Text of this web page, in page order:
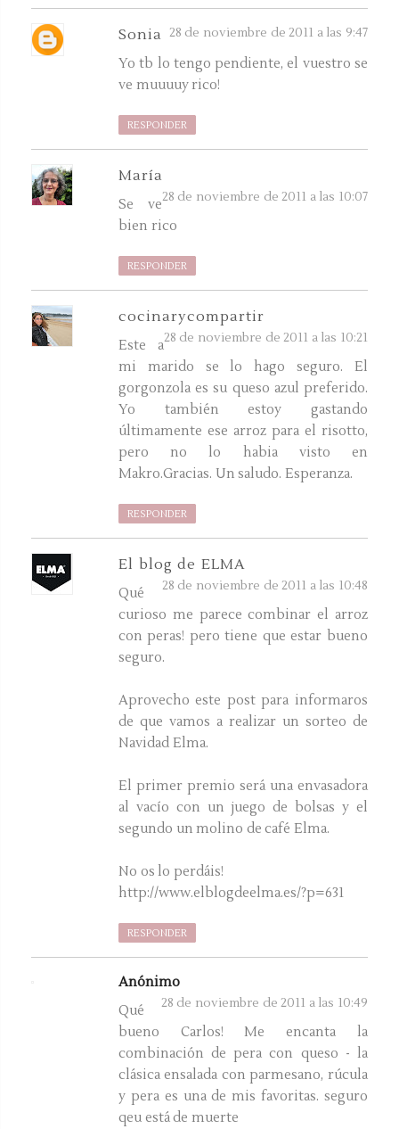
Sonia 28 de noviembre de 2011 a las 9:47
Yo tb lo tengo pendiente, el vuestro se
ve muuuuy rico!
RESPONDER
María
28 de noviembre de 2011 a las 10:07
Se ve
bien rico
RESPONDER
cocinarycompartir
28 de noviembre de 2011 a las 10:21
Este a
mi marido se lo hago seguro. El
gorgonzola es su queso azul preferido.
Yo también estoy gastando
últimamente ese arroz para el risotto,
pero no lo habia visto en
Makro.Gracias. Un saludo. Esperanza.
RESPONDER
El blog de ELMA
28 de noviembre de 2011 a las 10:48
Qué
curioso me parece combinar el arroz
con peras! pero tiene que estar bueno
seguro.
Aprovecho este post para informaros
de que vamos a realizar un sorteo de
Navidad Elma.
El primer premio será una envasadora
al vacío con un juego de bolsas y el
segundo un molino de café Elma.
No os lo perdáis!
http://www.elblogdeelma.es/?p=631
RESPONDER
Anónimo
28 de noviembre de 2011 a las 10:49
Qué
bueno Carlos! Me encanta la
combinación de pera con queso - la
clásica ensalada con parmesano, rúcula
y pera es una de mis favoritas. seguro
qeu está de muerte